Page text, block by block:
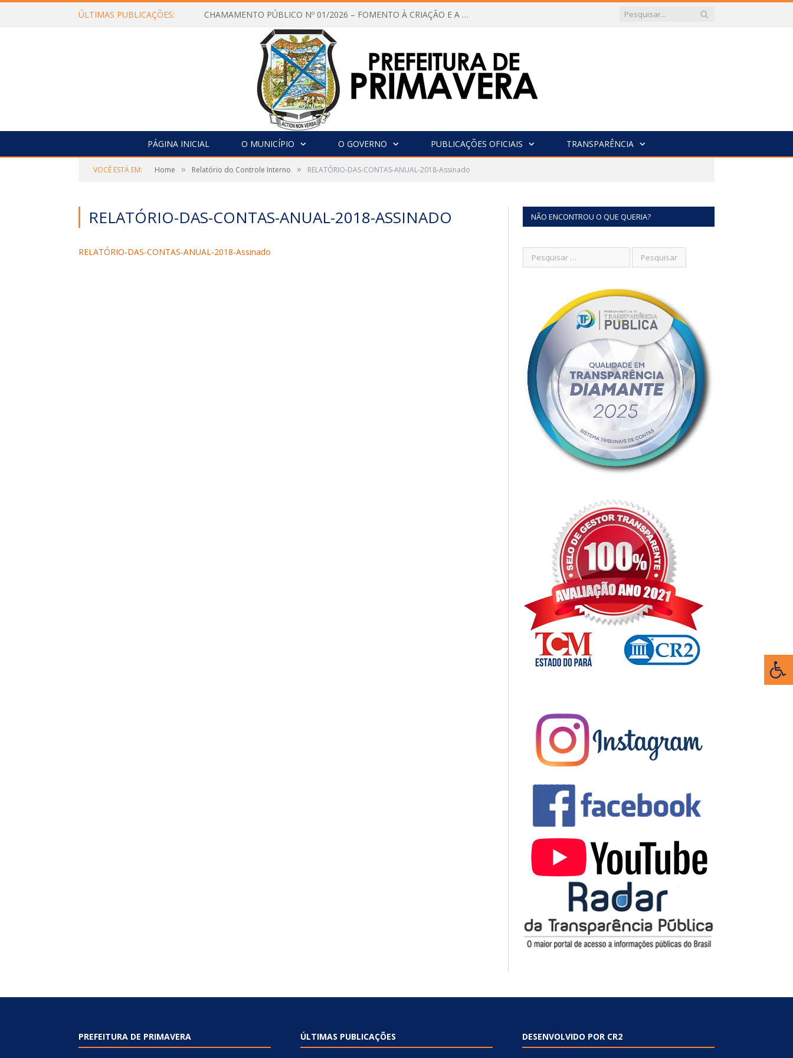
ÚLTIMAS PUBLICAÇÕES: CHAMAMENTO PÚBLICO Nº 01/2026 – FOMENTO À CRIAÇÃO E A CIRCULAÇÃO DE PRODUÇÕES CULTURAIS – Aldir Blanc
PÁGINA INICIAL O MUNICÍPIO O GOVERNO PUBLICAÇÕES OFICIAIS TRANSPARÊNCIA
VOCÊ ESTÁ EM: Home » Relatório do Controle Interno » RELATÓRIO-DAS-CONTAS-ANUAL-2018-Assinado
RELATÓRIO-DAS-CONTAS-ANUAL-2018-ASSINADO
RELATÓRIO-DAS-CONTAS-ANUAL-2018-Assinado
NÃO ENCONTROU O QUE QUERIA?
PREFEITURA DE PRIMAVERA ÚLTIMAS PUBLICAÇÕES DESENVOLVIDO POR CR2